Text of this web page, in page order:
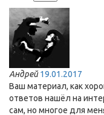
Андрей 19.01.2017
Ваш материал, как
ответов нашёл на
сам, но многое для